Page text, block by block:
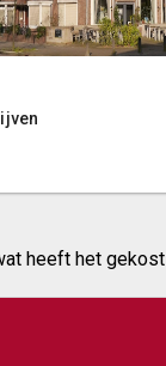
heeft het gekost